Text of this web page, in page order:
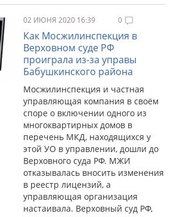
02 ИЮНЯ 2020 16:39 0
Как Мосжилинспекция в
Верховном суде РФ
проиграла из-за управы
Бабушкинского района
Мосжилинспекция и частная
управляющая компания в своём
споре о включении одного из
многоквартирных домов в
перечень МКД, находящихся у
этой УО в управлении, дошли до
Верховного суда РФ. МЖИ
отказывалась вносить изменения
в реестр лицензий, а
управляющая организация
настаивала. Верховный суд РФ,